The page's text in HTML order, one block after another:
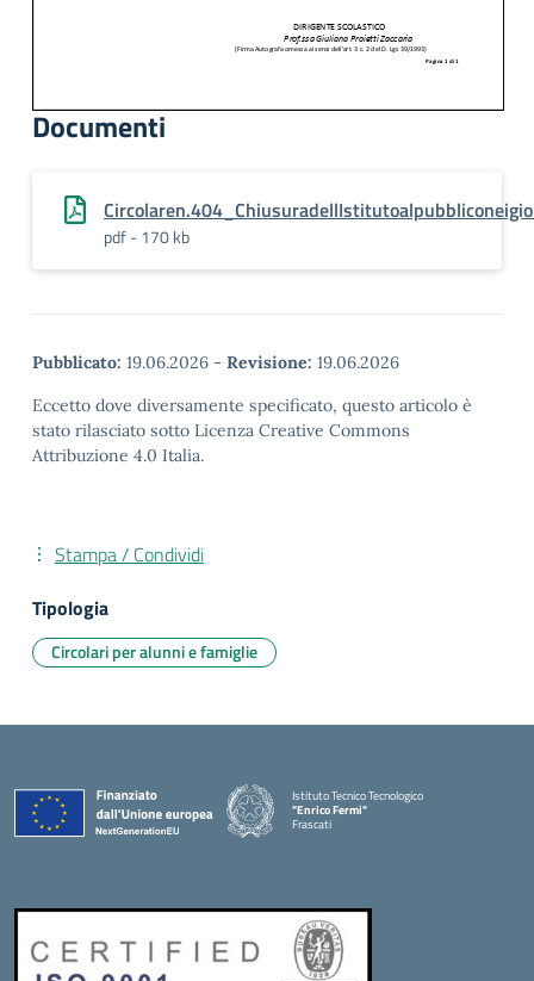
Documenti
pdf - 170 kb
Pubblicato: 19.06.2026 - Revisione: 19.06.2026
Eccetto dove diversamente specificato, questo articolo è
stato rilasciato sotto Licenza Creative Commons
Attribuzione 4.0 Italia.
Stampa / Condividi
Tipologia
Circolari per alunni e famiglie
Istituto Tecnico Tecnologico
"Enrico Fermi"
Frascati